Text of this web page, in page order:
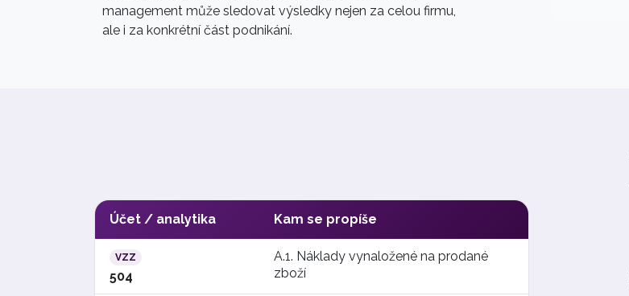
management může sledovat výsledky nejen za celou firmu,
ale i za konkrétní část podnikání.
Účet / analytika Kam se propíše
VZZ
504
A.1. Náklady vynaložené na prodané
zboží